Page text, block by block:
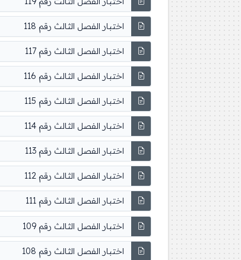
اختبار الفصل الثالث رقم 118
اختبار الفصل الثالث رقم 117
اختبار الفصل الثالث رقم 116
اختبار الفصل الثالث رقم 115
اختبار الفصل الثالث رقم 114
اختبار الفصل الثالث رقم 113
اختبار الفصل الثالث رقم 112
اختبار الفصل الثالث رقم 111
اختبار الفصل الثالث رقم 109
اختبار الفصل الثالث رقم 108